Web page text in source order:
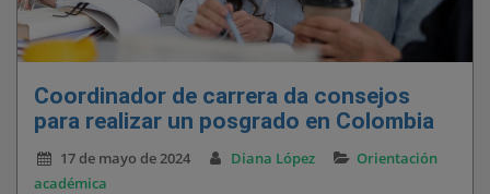
Coordinador de carrera da consejos
para realizar un posgrado en Colombia
17 de mayo de 2024 Diana López
Orientación
académica